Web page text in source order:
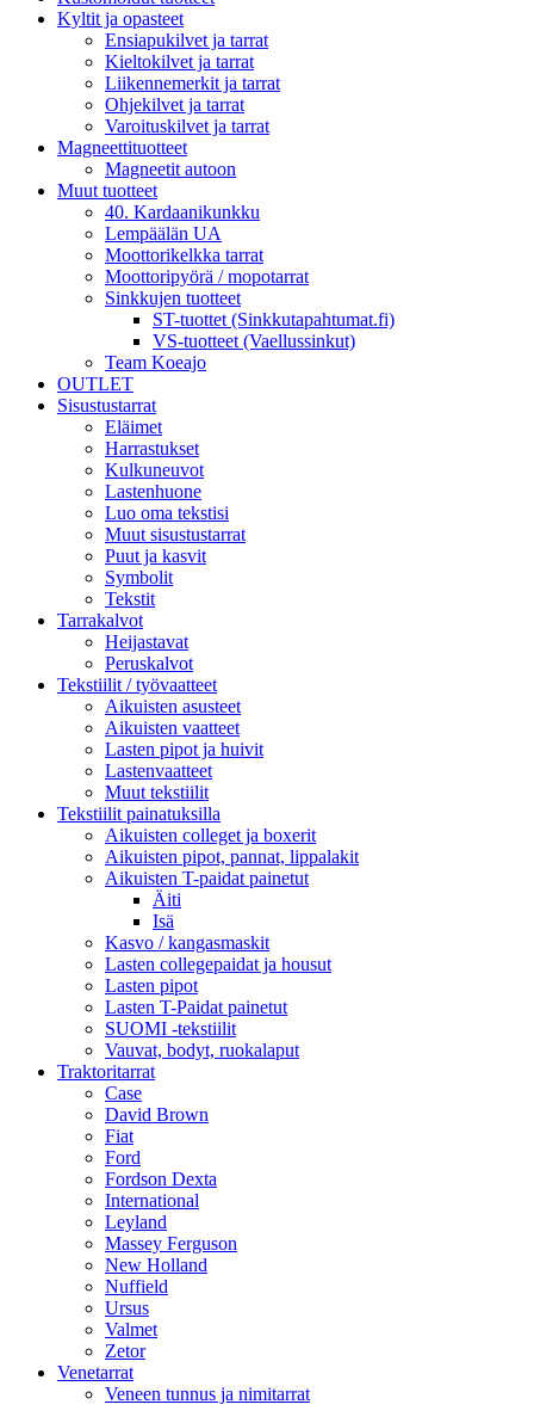
Kyltit ja opasteet
Ensiapukilvet ja tarrat
Kieltokilvet ja tarrat
Liikennemerkit ja tarrat
Ohjekilvet ja tarrat
Varoituskilvet ja tarrat
Magneettituotteet
Magneetit autoon
Muut tuotteet
40. Kardaanikunkku
Lempäälän UA
Moottorikelkka tarrat
Moottoripyörä / mopotarrat
Sinkkujen tuotteet
ST-tuottet (Sinkkutapahtumat.fi)
VS-tuotteet (Vaellussinkut)
Team Koeajo
OUTLET
Sisustustarrat
Eläimet
Harrastukset
Kulkuneuvot
Lastenhuone
Luo oma tekstisi
Muut sisustustarrat
Puut ja kasvit
Symbolit
Tekstit
Tarrakalvot
Heijastavat
Peruskalvot
Tekstiilit / työvaatteet
Aikuisten asusteet
Aikuisten vaatteet
Lasten pipot ja huivit
Lastenvaatteet
Muut tekstiilit
Tekstiilit painatuksilla
Aikuisten colleget ja boxerit
Aikuisten pipot, pannat, lippalakit
Aikuisten T-paidat painetut
Äiti
Isä
Kasvo / kangasmaskit
Lasten collegepaidat ja housut
Lasten pipot
Lasten T-Paidat painetut
SUOMI -tekstiilit
Vauvat, bodyt, ruokalaput
Traktoritarrat
Case
David Brown
Fiat
Ford
Fordson Dexta
International
Leyland
Massey Ferguson
New Holland
Nuffield
Ursus
Valmet
Zetor
Venetarrat
Veneen tunnus ja nimitarrat